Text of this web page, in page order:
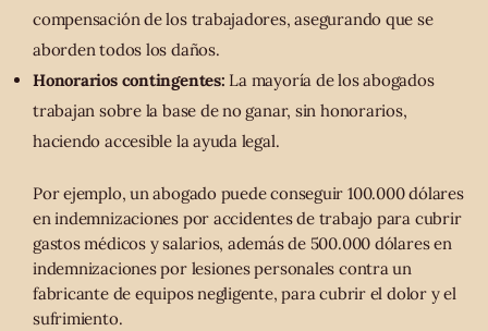
compensación de los trabajadores, asegurando que se
aborden todos los daños.
Honorarios contingentes: La mayoría de los abogados
trabajan sobre la base de no ganar, sin honorarios,
haciendo accesible la ayuda legal.
Por ejemplo, un abogado puede conseguir 100.000 dólares
en indemnizaciones por accidentes de trabajo para cubrir
gastos médicos y salarios, además de 500.000 dólares en
indemnizaciones por lesiones personales contra un
fabricante de equipos negligente, para cubrir el dolor y el
sufrimiento.